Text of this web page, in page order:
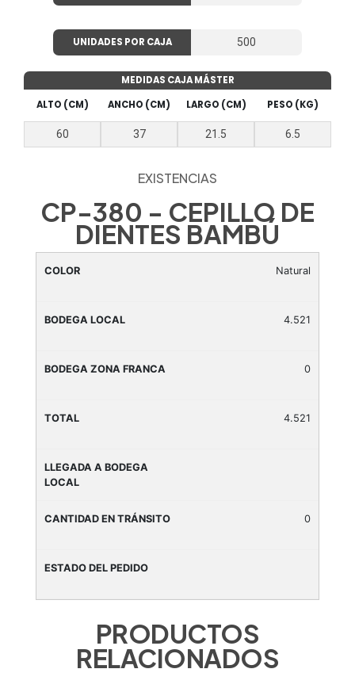
UNIDADES POR CAJA 500
MEDIDAS CAJA MÁSTER
ALTO (CM)
ANCHO (CM) LARGO (CM) PESO (KG)
60 37 21.5 6.5
EXISTENCIAS
CP-380 - CEPILLO DE
DIENTES BAMBÚ
Natural
4.521
0
4.521
0
PRODUCTOS
RELACIONADOS